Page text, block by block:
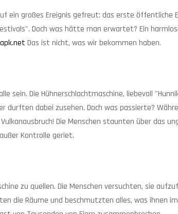
ein großes Ereignis gefreut: das erste öffentliche
Doch was hätte man erwartet? Ein
Das ist nicht, was wir bekommen haben.
sein. Die Hühnerschlachtmaschine, liebevoll
durften dabei zusehen. Doch was passierte?
Die Menschen staunten über das
Kontrolle geriet.
zu quellen. Die Menschen versuchten, sie
die Räume und beschmutzten alles, was ihnen